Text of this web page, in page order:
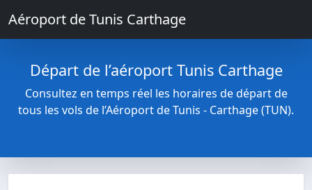
Aéroport de Tunis Carthage
Départ de l’aéroport Tunis Carthage
Consultez en temps réel les horaires de départ de
tous les vols de l’Aéroport de Tunis - Carthage (TUN).